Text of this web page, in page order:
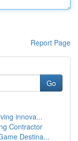
Report Page
Go
innova...
Contractor
Destina...